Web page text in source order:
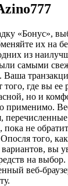
«Бонус»,
их на
из
самыми
где вы ее
но и
применимо.
не
того,
вы
на выбор.
веб-